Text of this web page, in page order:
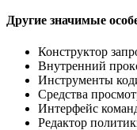
Другие значимые
Конструктор
Внутренний
Инструменты
Средства
Интерфейс
Редактор